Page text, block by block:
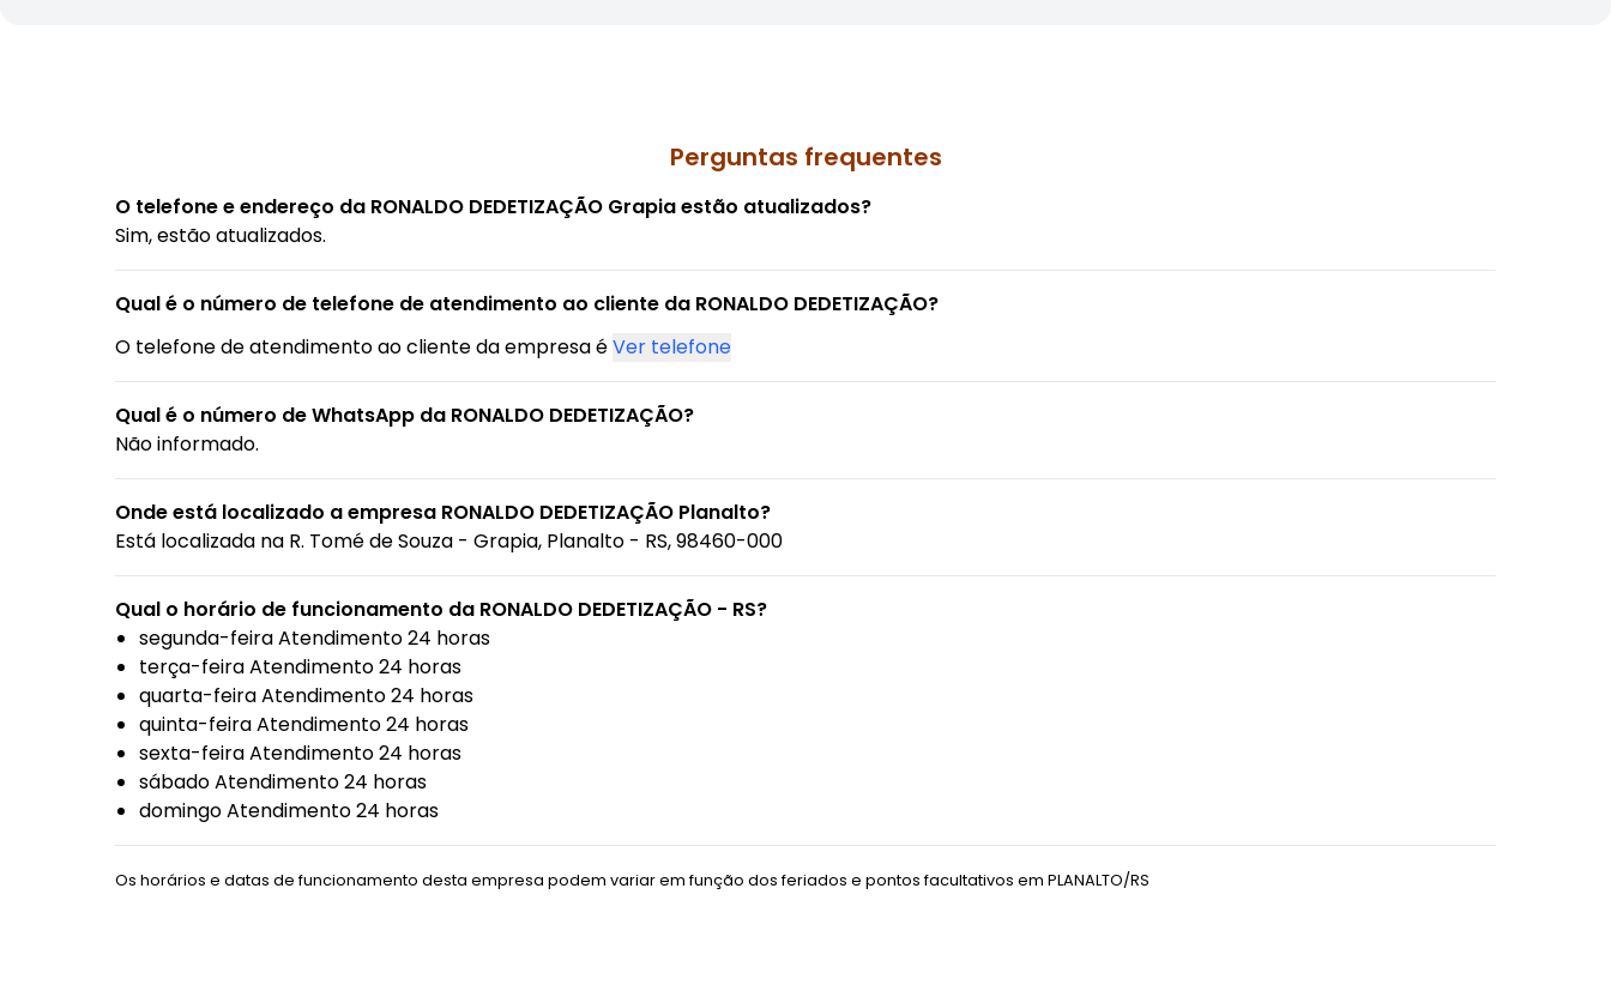
Perguntas frequentes
O telefone e endereço da RONALDO DEDETIZAÇÃO Grapia estão atualizados?
Sim, estão atualizados.
Qual é o número de telefone de atendimento ao cliente da RONALDO DEDETIZAÇÃO?
O telefone de atendimento ao cliente da empresa éVer telefone
Qual é o número de WhatsApp da RONALDO DEDETIZAÇÃO?
Não informado.
Onde está localizado a empresa RONALDO DEDETIZAÇÃO Planalto?
Está localizada na R. Tomé de Souza - Grapia, Planalto - RS, 98460-000
Qual o horário de funcionamento da RONALDO DEDETIZAÇÃO - RS?
segunda-feira Atendimento 24 horas
terça-feira Atendimento 24 horas
quarta-feira Atendimento 24 horas
quinta-feira Atendimento 24 horas
sexta-feira Atendimento 24 horas
sábado Atendimento 24 horas
domingo Atendimento 24 horas
Os horários e datas de funcionamento desta empresa podem variar em função dos feriados e pontos facultativos em PLANALTO/RS